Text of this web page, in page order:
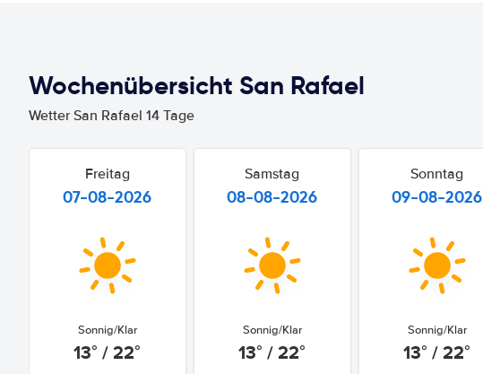
Wochenübersicht San Rafael
Wetter San Rafael 14 Tage
Freitag
07-08-2026
Sonnig/Klar
13° / 22°
Samstag
08-08-2026
Sonnig/Klar
13° / 22°
Sonntag
09-08-2026
Sonnig/Klar
13° / 22°